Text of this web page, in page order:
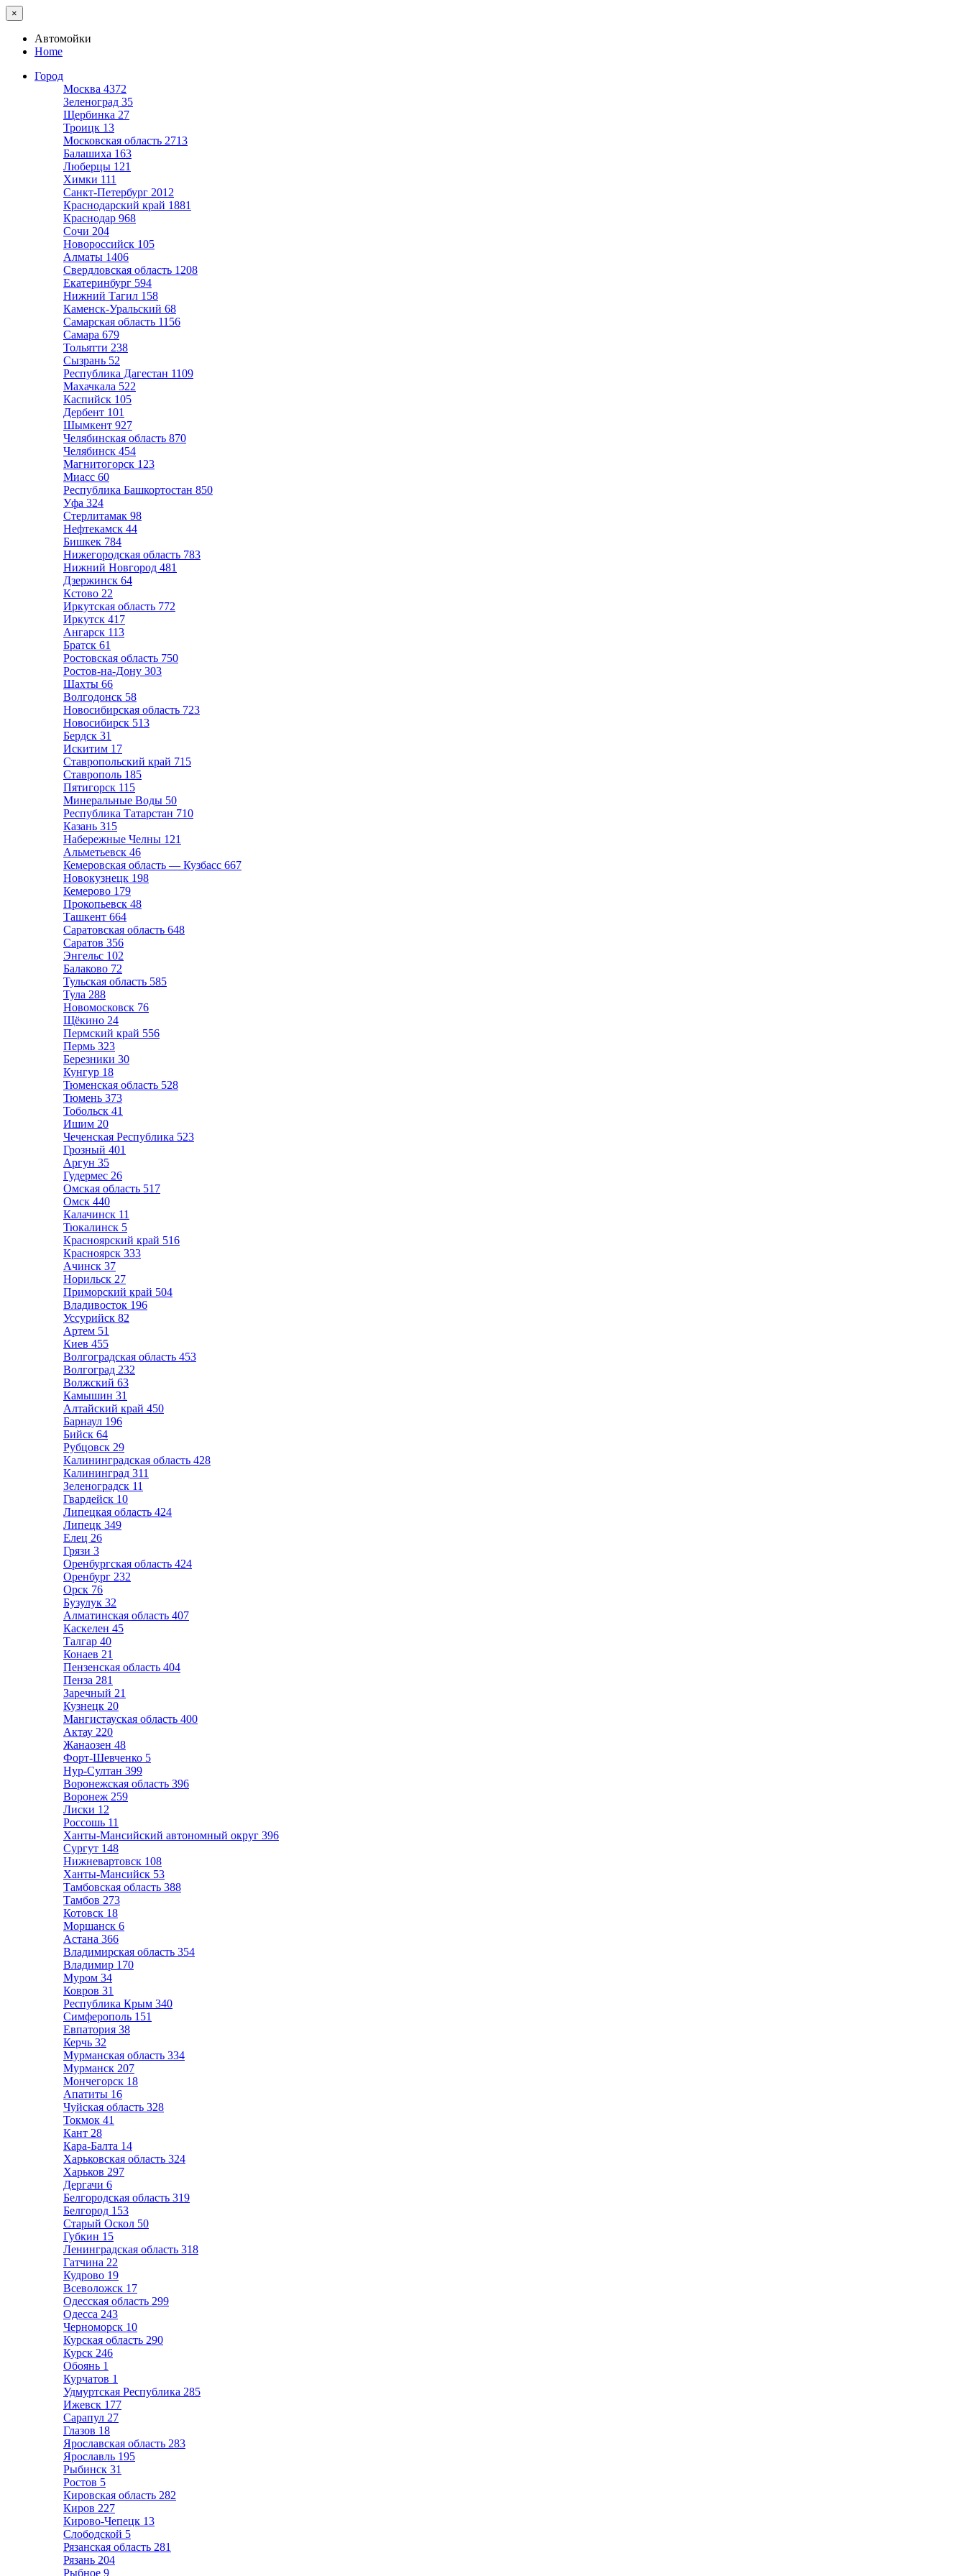
×
Автомойки
Home
Город
Москва 4372
Зеленоград 35
Щербинка 27
Троицк 13
Московская область 2713
Балашиха 163
Люберцы 121
Химки 111
Санкт-Петербург 2012
Краснодарский край 1881
Краснодар 968
Сочи 204
Новороссийск 105
Алматы 1406
Свердловская область 1208
Екатеринбург 594
Нижний Тагил 158
Каменск-Уральский 68
Самарская область 1156
Самара 679
Тольятти 238
Сызрань 52
Республика Дагестан 1109
Махачкала 522
Каспийск 105
Дербент 101
Шымкент 927
Челябинская область 870
Челябинск 454
Магнитогорск 123
Миасс 60
Республика Башкортостан 850
Уфа 324
Стерлитамак 98
Нефтекамск 44
Бишкек 784
Нижегородская область 783
Нижний Новгород 481
Дзержинск 64
Кстово 22
Иркутская область 772
Иркутск 417
Ангарск 113
Братск 61
Ростовская область 750
Ростов-на-Дону 303
Шахты 66
Волгодонск 58
Новосибирская область 723
Новосибирск 513
Бердск 31
Искитим 17
Ставропольский край 715
Ставрополь 185
Пятигорск 115
Минеральные Воды 50
Республика Татарстан 710
Казань 315
Набережные Челны 121
Альметьевск 46
Кемеровская область — Кузбасс 667
Новокузнецк 198
Кемерово 179
Прокопьевск 48
Ташкент 664
Саратовская область 648
Саратов 356
Энгельс 102
Балаково 72
Тульская область 585
Тула 288
Новомосковск 76
Щёкино 24
Пермский край 556
Пермь 323
Березники 30
Кунгур 18
Тюменская область 528
Тюмень 373
Тобольск 41
Ишим 20
Чеченская Республика 523
Грозный 401
Аргун 35
Гудермес 26
Омская область 517
Омск 440
Калачинск 11
Тюкалинск 5
Красноярский край 516
Красноярск 333
Ачинск 37
Норильск 27
Приморский край 504
Владивосток 196
Уссурийск 82
Артем 51
Киев 455
Волгоградская область 453
Волгоград 232
Волжский 63
Камышин 31
Алтайский край 450
Барнаул 196
Бийск 64
Рубцовск 29
Калининградская область 428
Калининград 311
Зеленоградск 11
Гвардейск 10
Липецкая область 424
Липецк 349
Елец 26
Грязи 3
Оренбургская область 424
Оренбург 232
Орск 76
Бузулук 32
Алматинская область 407
Каскелен 45
Талгар 40
Конаев 21
Пензенская область 404
Пенза 281
Заречный 21
Кузнецк 20
Мангистауская область 400
Актау 220
Жанаозен 48
Форт-Шевченко 5
Нур-Султан 399
Воронежская область 396
Воронеж 259
Лиски 12
Россошь 11
Ханты-Мансийский автономный округ 396
Сургут 148
Нижневартовск 108
Ханты-Мансийск 53
Тамбовская область 388
Тамбов 273
Котовск 18
Моршанск 6
Астана 366
Владимирская область 354
Владимир 170
Муром 34
Ковров 31
Республика Крым 340
Симферополь 151
Евпатория 38
Керчь 32
Мурманская область 334
Мурманск 207
Мончегорск 18
Апатиты 16
Чуйская область 328
Токмок 41
Кант 28
Кара-Балта 14
Харьковская область 324
Харьков 297
Дергачи 6
Белгородская область 319
Белгород 153
Старый Оскол 50
Губкин 15
Ленинградская область 318
Гатчина 22
Кудрово 19
Всеволожск 17
Одесская область 299
Одесса 243
Черноморск 10
Курская область 290
Курск 246
Обоянь 1
Курчатов 1
Удмуртская Республика 285
Ижевск 177
Сарапул 27
Глазов 18
Ярославская область 283
Ярославль 195
Рыбинск 31
Ростов 5
Кировская область 282
Киров 227
Кирово-Чепецк 13
Слободской 5
Рязанская область 281
Рязань 204
Рыбное 9